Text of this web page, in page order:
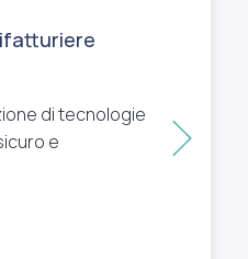
di tecnologie
e